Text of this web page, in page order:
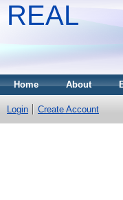
REAL
Home About
Login Create Account